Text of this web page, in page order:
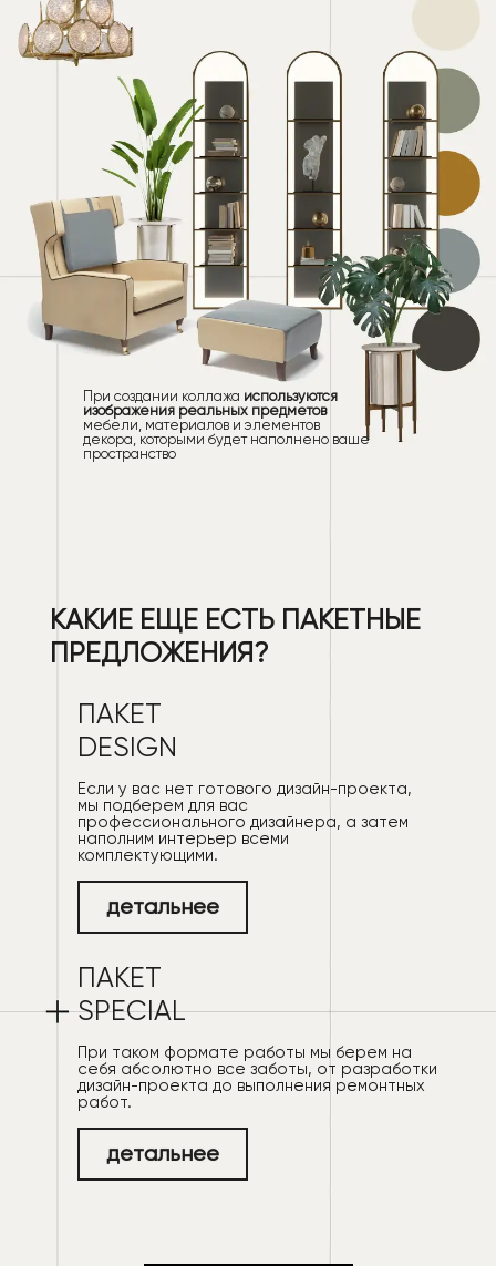
При создании коллажа используются
изображения реальных предметов
мебели, материалов и элементов
декора, которыми будет наполнено ваше
пространство
КАКИЕ ЕЩЕ ЕСТЬ ПАКЕТНЫЕ
ПРЕДЛОЖЕНИЯ?
ПАКЕТ
DESIGN
Если у вас нет готового дизайн-проекта,
мы подберем для вас
профессионального дизайнера, а затем
наполним интерьер всеми
комплектующими.
детальнее
ПАКЕТ
SPECIAL
При таком формате работы мы берем на
себя абсолютно все заботы, от разработки
дизайн-проекта до выполнения ремонтных
работ.
детальнее